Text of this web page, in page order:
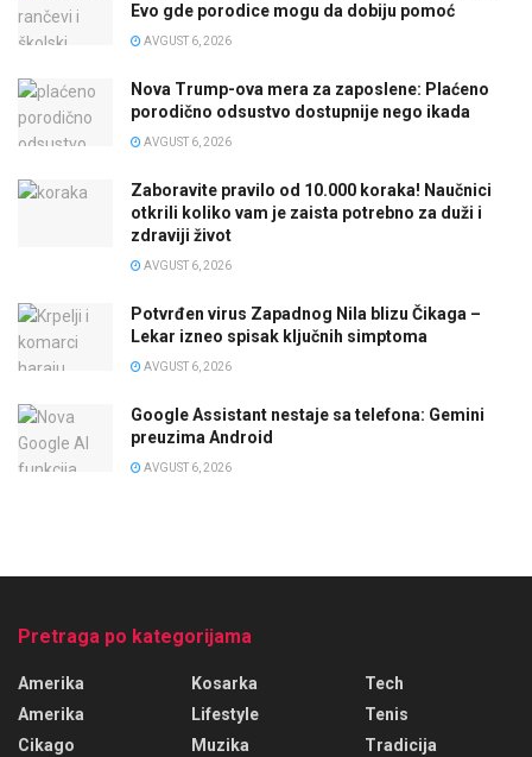
Evo gde porodice mogu da dobiju pomoć
AVGUST 6, 2026
Nova Trump-ova mera za zaposlene: Plaćeno
porodično odsustvo dostupnije nego ikada
AVGUST 6, 2026
Zaboravite pravilo od 10.000 koraka! Naučnici
otkrili koliko vam je zaista potrebno za duži i
zdraviji život
AVGUST 6, 2026
Potvrđen virus Zapadnog Nila blizu Čikaga –
Lekar izneo spisak ključnih simptoma
AVGUST 6, 2026
Google Assistant nestaje sa telefona: Gemini
preuzima Android
AVGUST 6, 2026
Pretraga po kategorijama
Amerika
Amerika
Cikago
Kosarka
Lifestyle
Muzika
Tech
Tenis
Tradicija